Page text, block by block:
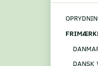
DANSK